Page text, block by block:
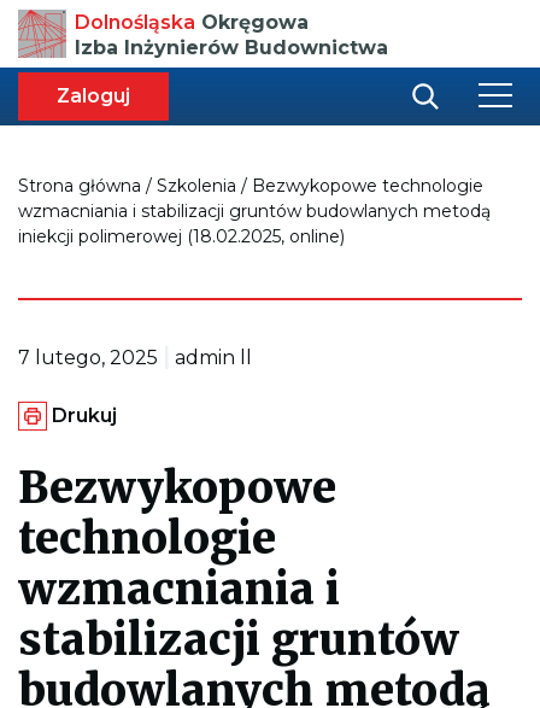
Przenosi
do
strony
głównej
Dolnośląska Okręgowa
Izba Inżynierów Budownictwa
Zaloguj
Strona główna / Szkolenia / Bezwykopowe technologie
wzmacniania i stabilizacji gruntów budowlanych metodą
iniekcji polimerowej (18.02.2025, online)
7 lutego, 2025 admin ll
G
e
r
u
j
e
l
i
k
p
d
f
d
Drukuj
Bezwykopowe
technologie
wzmacniania i
stabilizacji gruntów
budowlanych metodą